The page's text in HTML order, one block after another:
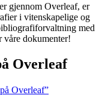
gjennom Overleaf, er
i vitenskapelige og
med
dokumenter!
Overleaf
Overleaf”